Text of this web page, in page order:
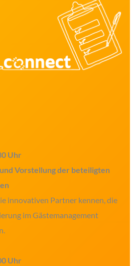
Uhr
Vorstellung der beteiligten
innovativen Partner kennen, die
im Gästemanagement
Uhr